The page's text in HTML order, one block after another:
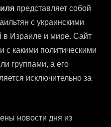
представляет собой
с украинскими
в Израиле и мире. Сайт
с какими политическими
группами, а его
исключительно за
новости дня из